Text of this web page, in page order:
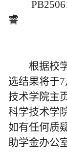
睿
根据校
选结果将于7
技术学院主
科学技术学
如有任何质
助学金办公